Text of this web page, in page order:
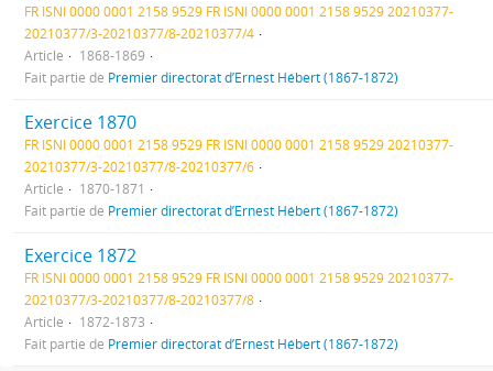
FR ISNI 0000 0001 2158 9529 FR ISNI 0000 0001 2158 9529 20210377-
20210377/3-20210377/8-20210377/4
Article
1868-1869
Fait partie de Premier directorat d’Ernest Hébert (1867-1872)
Exercice 1870
FR ISNI 0000 0001 2158 9529 FR ISNI 0000 0001 2158 9529 20210377-
20210377/3-20210377/8-20210377/6
Article
1870-1871
Fait partie de Premier directorat d’Ernest Hébert (1867-1872)
Exercice 1872
FR ISNI 0000 0001 2158 9529 FR ISNI 0000 0001 2158 9529 20210377-
20210377/3-20210377/8-20210377/8
Article
1872-1873
Fait partie de Premier directorat d’Ernest Hébert (1867-1872)